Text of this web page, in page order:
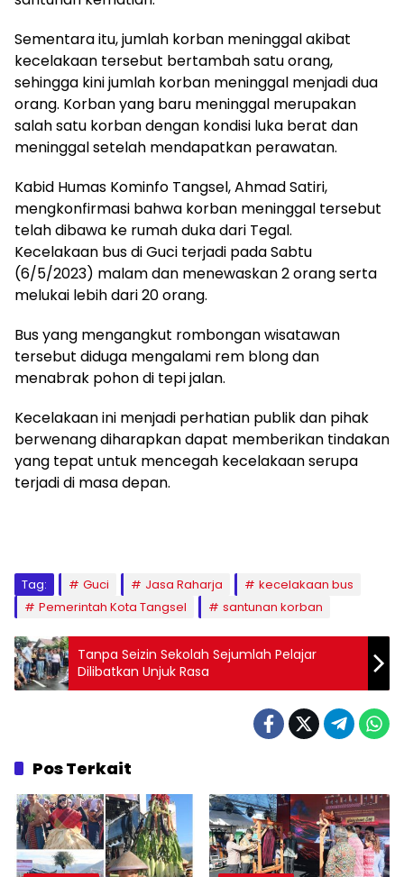
Sementara itu, jumlah korban meninggal akibat
kecelakaan tersebut bertambah satu orang,
sehingga kini jumlah korban meninggal menjadi dua
orang. Korban yang baru meninggal merupakan
salah satu korban dengan kondisi luka berat dan
meninggal setelah mendapatkan perawatan.
Kabid Humas Kominfo Tangsel, Ahmad Satiri,
mengkonfirmasi bahwa korban meninggal tersebut
telah dibawa ke rumah duka dari Tegal.
Kecelakaan bus di Guci terjadi pada Sabtu
(6/5/2023) malam dan menewaskan 2 orang serta
melukai lebih dari 20 orang.
Bus yang mengangkut rombongan wisatawan
tersebut diduga mengalami rem blong dan
menabrak pohon di tepi jalan.
Kecelakaan ini menjadi perhatian publik dan pihak
berwenang diharapkan dapat memberikan tindakan
yang tepat untuk mencegah kecelakaan serupa
terjadi di masa depan.
Tag: Guci Jasa Raharja
kecelakaan bus
Pemerintah Kota Tangsel
santunan korban
Tanpa Seizin Sekolah Sejumlah Pelajar
Dilibatkan Unjuk Rasa
Pos Terkait